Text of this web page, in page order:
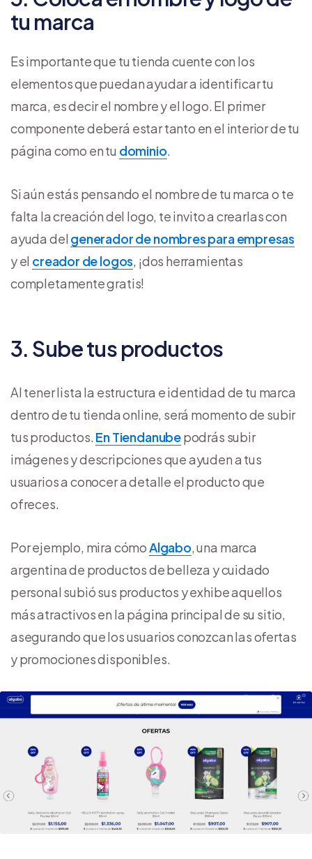
tu marca
Es importante que tu tienda cuente con los
elementos que puedan ayudar a identificar tu
marca, es decir el nombre y el logo. El primer
componente deberá estar tanto en el interior de tu
página como en tu dominio.
Si aún estás pensando el nombre de tu marca o te
falta la creación del logo, te invito a crearlas con
ayuda del generador de nombres para empresas
y el creador de logos, ¡dos herramientas
completamente gratis!
3. Sube tus productos
Al tener lista la estructura e identidad de tu marca
dentro de tu tienda online, será momento de subir
tus productos. En Tiendanubepodrás subir
imágenes y descripciones que ayuden a tus
usuarios a conocer a detalle el producto que
ofreces.
Por ejemplo, mira cómoAlgabo, una marca
argentina de productos de belleza y cuidado
personal subió sus productos y exhibe aquellos
más atractivos en la página principal de su sitio,
asegurando que los usuarios conozcan las ofertas
y promociones disponibles.